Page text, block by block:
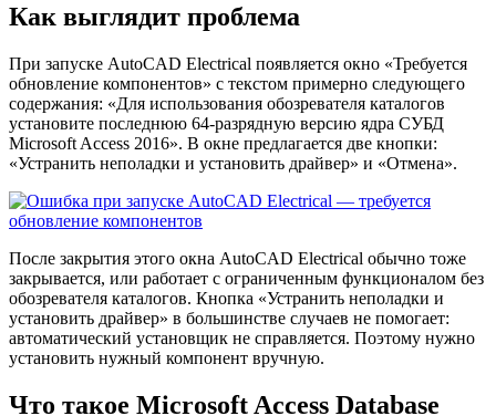
Как выглядит проблема
При запуске AutoCAD Electrical появляется окно «Требуется
обновление компонентов» с текстом примерно следующего
содержания: «Для использования обозревателя каталогов
установите последнюю 64-разрядную версию ядра СУБД
Microsoft Access 2016». В окне предлагается две кнопки:
«Устранить неполадки и установить драйвер» и «Отмена».
После закрытия этого окна AutoCAD Electrical обычно тоже
закрывается, или работает с ограниченным функционалом без
обозревателя каталогов. Кнопка «Устранить неполадки и
установить драйвер» в большинстве случаев не помогает:
автоматический установщик не справляется. Поэтому нужно
установить нужный компонент вручную.
Что такое Microsoft Access Database